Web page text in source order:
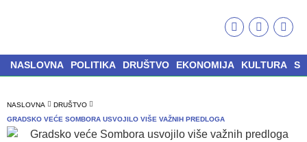
NASLOVNA POLITIKA DRUŠTVO EKONOMIJA KULTURA
NASLOVNA
DRUŠTVO
GRADSKO VEĆE SOMBORA USVOJILO VIŠE VAŽNIH PREDLOGA